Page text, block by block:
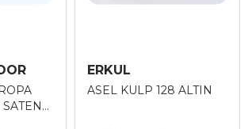
ERKUL
ASEL KULP 128 ALTIN